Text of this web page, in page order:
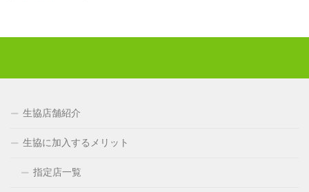
生協店舗紹介
生協に加入するメリット
指定店一覧